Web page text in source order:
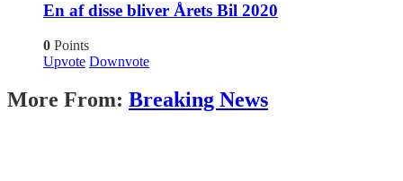
En af disse bliver Årets Bil 2020
0 Points
Upvote Downvote
More From: Breaking News